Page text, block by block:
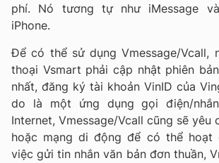
phí. Nó tương tự như iMessage
iPhone.
Để có thể sử dụng Vmessage/Vcall,
thoại Vsmart phải cập nhật phiên
nhất, đăng ký tài khoản VinID của
do là một ứng dụng gọi điện/
Internet, Vmessage/Vcall cũng sẽ yêu
hoặc mạng di động để có thể hoạt
việc gửi tin nhắn văn bản đơn thuần,